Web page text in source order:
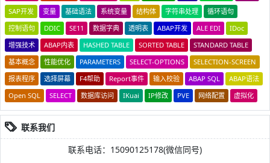
SAP开发
变量 基础语法 系统变量 结构体 字符串处理
循环语句
控制语句
DDIC SE11 数据字典 透明表 ABAP开发 ALE EDI
IDoc
增强技术
ABAP内表 HASHED TABLE SORTED TABLE
STANDARD TABLE
基本概念
性能优化 PARAMETERS SELECT-OPTIONS
SELECTION-SCREEN
报表程序
选择屏幕 F4帮助 Report事件 输入校验 ABAP SQL
ABAP语法
Open SQL
SELECT 数据库访问 IKuai IP修改 PVE 网络配置 虚拟化
联系我们
联系电话：15090125178(微信同号)